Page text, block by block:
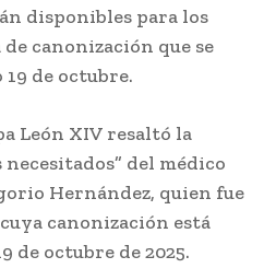
disponibles para los
canonización que se
de octubre.
León XIV resaltó la
necesitados” del médico
Hernández, quien fue
canonización está
de octubre de 2025.